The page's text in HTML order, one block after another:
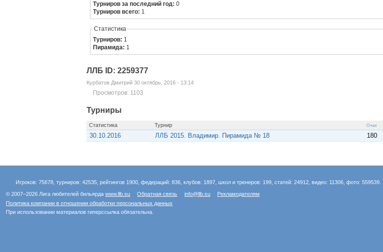
Турниров за последний год:0
Турниров всего: 1
Статистика
Турниров: 1
Пирамида: 1
ЛЛБ ID: 2259377
Курбатов Дмитрий 30 октябрь, 2016 - 13:14
Просмотров: 1103
Турниры
Статистика Турнир Очки
30.10.2016 ЛЛБ 2015. Владимир. Пирамида № 18 180
Игроков: 75678, турниров: 42535, рейтингов 1900, федераций: 836, клубов: 1897, школ и тренеров: 199, статей: 24912, видео: 11306, фото: 559539.
© 2007–2026 Лига любителей бильярдаwww.llb.su Обратная связь info@llb.su
Рекламодателям
Политика компании в отношении обработки персональных данных
При использовании материалов гиперссылка обязательна.